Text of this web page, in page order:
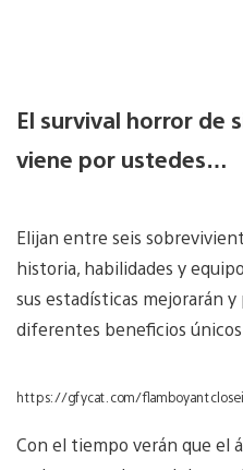
El survival horror de
viene por ustedes…
Elijan entre seis
historia, habilidades y
sus estadísticas mejorarán
diferentes beneficios
https://gfycat.com/
Con el tiempo verán que el